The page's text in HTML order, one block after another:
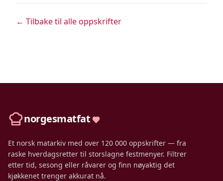
← Tilbake til alle oppskrifter
norgesmatfat
Et norsk matarkiv med over 120 000 oppskrifter — fra
raske hverdagsretter til storslagne festmenyer. Filtrer
etter tid, sesong eller råvarer og finn nøyaktig det
kjøkkenet trenger akkurat nå.